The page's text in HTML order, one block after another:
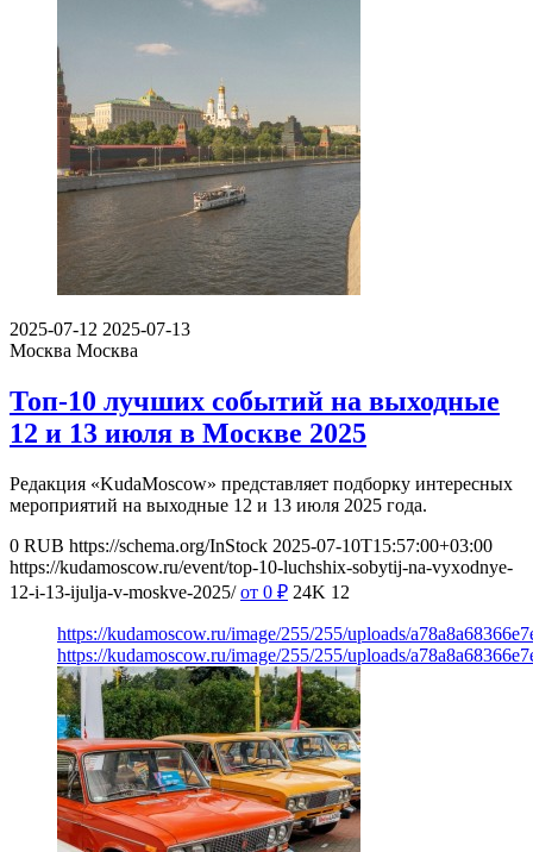
2025-07-12 2025-07-13
Москва Москва
Топ-10 лучших событий на выходные
12 и 13 июля в Москве 2025
Редакция «KudaMoscow» представляет подборку интересных
мероприятий на выходные 12 и 13 июля 2025 года.
0 RUB https://schema.org/InStock 2025-07-10T15:57:00+03:00
https://kudamoscow.ru/event/top-10-luchshix-sobytij-na-vyxodnye-
12-i-13-ijulja-v-moskve-2025/ от 0 ₽ 24K 12
https://kudamoscow.ru/image/255/255/uploads/
https://kudamoscow.ru/image/255/255/uploads/